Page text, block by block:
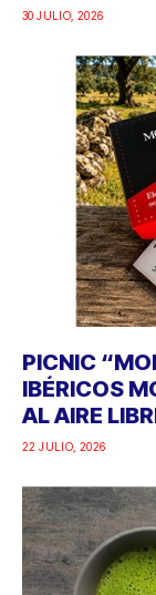
30 JULIO, 2026
PICNIC
IBÉRICOS
AL AIRE
22 JULIO, 2026